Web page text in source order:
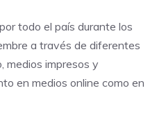
todo el país durante los
a través de diferentes
medios impresos y
en medios online como en